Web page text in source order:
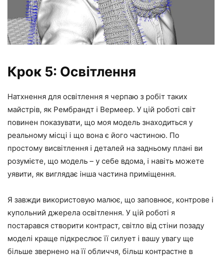
Крок 5: Освітлення
Натхнення для освітлення я черпаю з робіт таких
майстрів, як Рембрандт і Вермеер. У цій роботі світ
повинен показувати, що моя модель знаходиться у
реальному місці і що вона є його частиною. По
простому висвітлення і деталей на задньому плані ви
розумієте, що модель – у себе вдома, і навіть можете
уявити, як виглядає інша частина приміщення.
Я завжди використовую малює, що заповнює, контрове і
купольний джерела освітлення. У цій роботі я
постарався створити контраст, світло від стіни позаду
моделі краще підкреслює її силует і вашу увагу ще
більше звернено на її обличчя, більш контрастне в